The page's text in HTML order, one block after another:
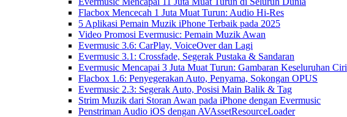
Flacbox Mencecah 1 Juta Muat Turun: Audio Hi-Res
5 Aplikasi Pemain Muzik iPhone Terbaik pada 2025
Video Promosi Evermusic: Pemain Muzik Awan
Evermusic 3.6: CarPlay, VoiceOver dan Lagi
Evermusic 3.1: Crossfade, Segerak Pustaka & Sandaran
Evermusic Mencapai 3 Juta Muat Turun: Gambaran Keseluruhan Ciri
Flacbox 1.6: Penyegerakan Auto, Penyama, Sokongan OPUS
Evermusic 2.3: Segerak Auto, Posisi Main Balik & Tag
Strim Muzik dari Storan Awan pada iPhone dengan Evermusic
Penstriman Audio iOS dengan AVAssetResourceLoader